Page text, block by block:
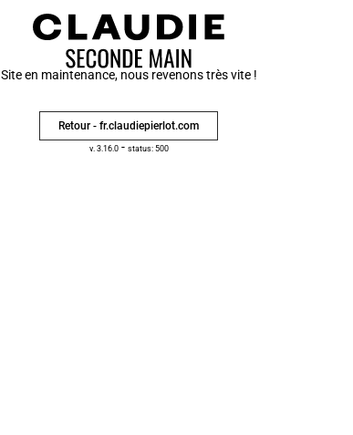
Site en maintenance, nous revenons très vite !
Retour - fr.claudiepierlot.com
v. 3.16.0- status: 500